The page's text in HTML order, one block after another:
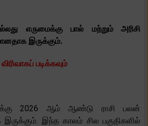
எருமைக்கு பால் மற்றும் அரிசி
இருக்கும்.
படிக்கவும்
2026 ஆம் ஆண்டு ராசி பலன்
இந்த காலம் சில பகுதிகளில்